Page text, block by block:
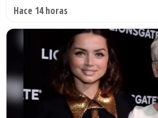
Hace 14 horas